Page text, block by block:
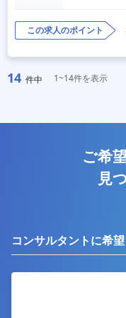
この求人のポイント
14 件中 1~14件を表示
ご希
見
コンサルタントに希